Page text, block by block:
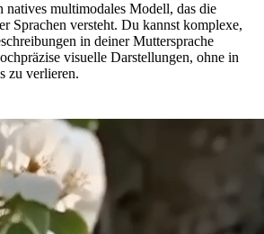
natives multimodales Modell, das die
Sprachen versteht. Du kannst komplexe,
in deiner Muttersprache
visuelle Darstellungen, ohne in
zu verlieren.